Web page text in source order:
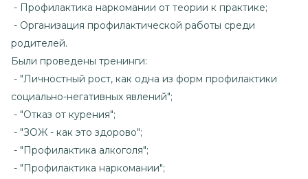
- Профилактика наркомании от теории к практике;
- Организация профилактической работы среди
родителей.
Были проведены тренинги:
- "Личностный рост, как одна из форм профилактики
социально-негативных явлений";
- "Отказ от курения";
- "ЗОЖ - как это здорово";
- "Профилактика алкоголя";
- "Профилактика наркомании";